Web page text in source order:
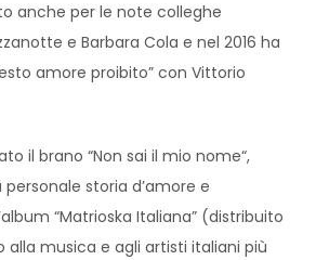
anche per le note colleghe
e Barbara Cola e nel 2016 ha
amore proibito” con Vittorio
il brano “Non sai il mio nome“,
storia d’amore e
“Matrioska Italiana” (distribuito
alla musica e agli artisti italiani più